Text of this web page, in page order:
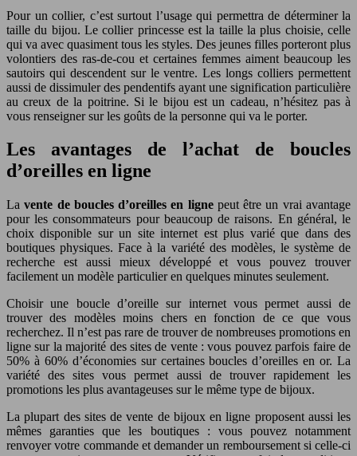
Pour un collier, c’est surtout l’usage qui permettra de déterminer la
taille du bijou. Le collier princesse est la taille la plus choisie, celle
qui va avec quasiment tous les styles. Des jeunes filles porteront plus
volontiers des ras-de-cou et certaines femmes aiment beaucoup les
sautoirs qui descendent sur le ventre. Les longs colliers permettent
aussi de dissimuler des pendentifs ayant une signification particulière
au creux de la poitrine. Si le bijou est un cadeau, n’hésitez pas à
vous renseigner sur les goûts de la personne qui va le porter.
Les avantages de l’achat de boucles
d’oreilles en ligne
Lavente de boucles d’oreilles en lignepeut être un vrai avantage
pour les consommateurs pour beaucoup de raisons. En général, le
choix disponible sur un site internet est plus varié que dans des
boutiques physiques. Face à la variété des modèles, le système de
recherche est aussi mieux développé et vous pouvez trouver
facilement un modèle particulier en quelques minutes seulement.
Choisir une boucle d’oreille sur internet vous permet aussi de
trouver des modèles moins chers en fonction de ce que vous
recherchez. Il n’est pas rare de trouver de nombreuses promotions en
ligne sur la majorité des sites de vente : vous pouvez parfois faire de
50% à 60% d’économies sur certaines boucles d’oreilles en or. La
variété des sites vous permet aussi de trouver rapidement les
promotions les plus avantageuses sur le même type de bijoux.
La plupart des sites de vente de bijoux en ligne proposent aussi les
mêmes garanties que les boutiques : vous pouvez notamment
renvoyer votre commande et demander un remboursement si celle-ci